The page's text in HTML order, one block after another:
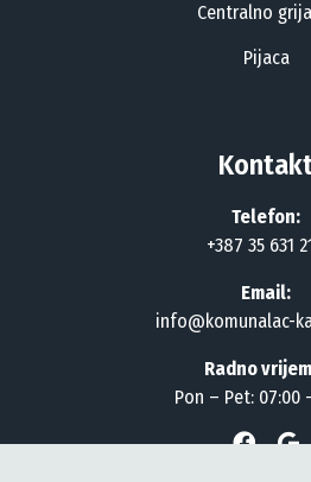
Centralno
Pijaca
Telefon:
+387 35 631
Email:
info@komunalac-
Radno
Pon – Pet: 07:00